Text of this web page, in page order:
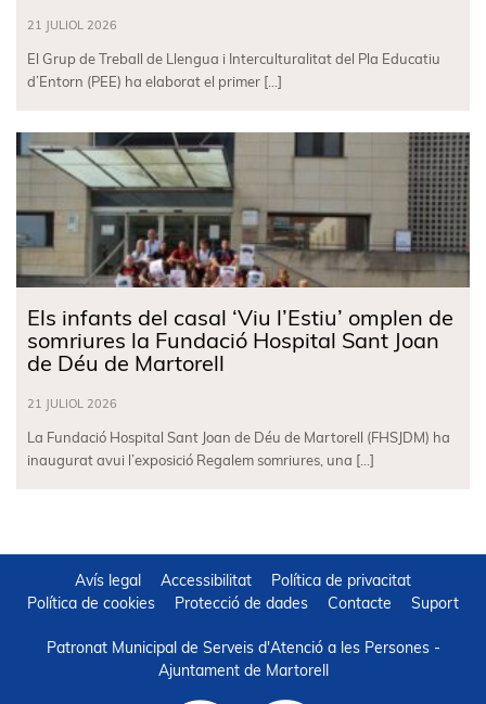
21 JULIOL 2026
El Grup de Treball de Llengua i Interculturalitat del Pla Educatiu
d’Entorn (PEE) ha elaborat el primer […]
Els infants del casal ‘Viu l’Estiu’ omplen de
somriures la Fundació Hospital Sant Joan
de Déu de Martorell
21 JULIOL 2026
La Fundació Hospital Sant Joan de Déu de Martorell (FHSJDM) ha
inaugurat avui l’exposició Regalem somriures, una […]
Avís legal Accessibilitat
Política de privacitat
Política de cookies
Protecció de dades Contacte Suport
Patronat Municipal de Serveis d'Atenció a les Persones -
Ajuntament de Martorell